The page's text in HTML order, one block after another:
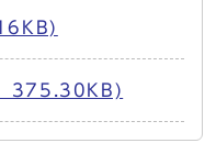
375.30KB)